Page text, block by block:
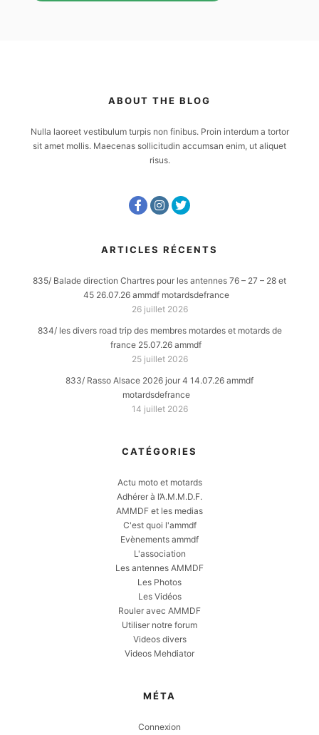
ABOUT THE BLOG
Nulla laoreet vestibulum turpis non finibus. Proin interdum a tortor
sit amet mollis. Maecenas sollicitudin accumsan enim, ut aliquet
risus.
ARTICLES RÉCENTS
835/ Balade direction Chartres pour les antennes 76 – 27 – 28 et
45 26.07.26 ammdf motardsdefrance
26 juillet 2026
834/ les divers road trip des membres motardes et motards de
france 25.07.26 ammdf
25 juillet 2026
833/ Rasso Alsace 2026 jour 4 14.07.26 ammdf
motardsdefrance
14 juillet 2026
CATÉGORIES
Actu moto et motards
Adhérer à l’A.M.M.D.F.
AMMDF et les medias
C'est quoi l'ammdf
Evènements ammdf
L'association
Les antennes AMMDF
Les Photos
Les Vidéos
Rouler avec AMMDF
Utiliser notre forum
Videos divers
Videos Mehdiator
MÉTA
Connexion